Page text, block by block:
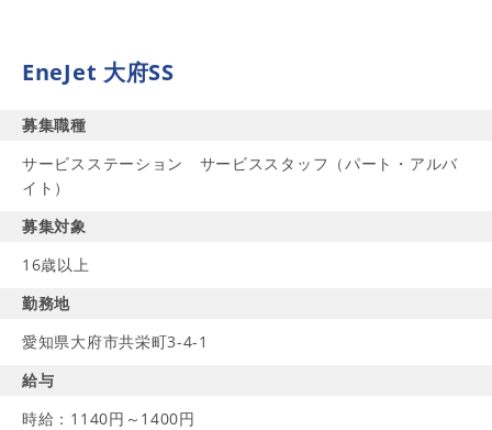
EneJet 大府SS
募集職種
サービスステーション サービススタッフ（パート・アルバ
イト）
募集対象
16歳以上
勤務地
愛知県大府市共栄町3-4-1
給与
時給：1140円～1400円